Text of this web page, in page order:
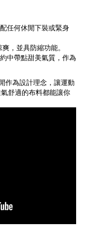
任何休閒下裝或緊身
，並具防縮功能。
中帶點甜美氣質，作為
作為設計理念，讓運動
舒適的布料都能讓你